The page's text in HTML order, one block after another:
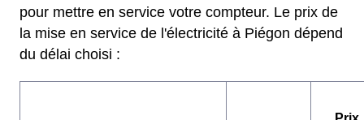
pour mettre en service votre compteur. Le prix de
la mise en service de l'électricité à Piégon dépend
du délai choisi :